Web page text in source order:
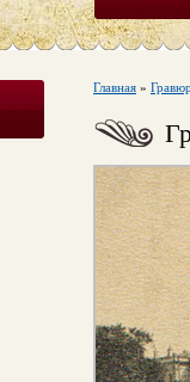
Главная »